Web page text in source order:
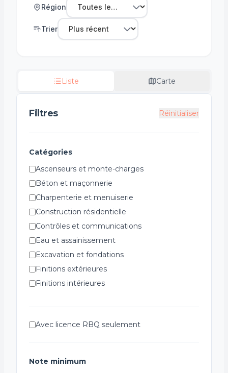
Région
Trier
Liste Carte
Filtres Réinitialiser
Catégories
Ascenseurs et monte-charges
Béton et maçonnerie
Charpenterie et menuiserie
Construction résidentielle
Contrôles et communications
Eau et assainissement
Excavation et fondations
Finitions extérieures
Finitions intérieures
Plomberie et ventilation
Réfrigération
Avec licence RBQ seulement
Note minimum